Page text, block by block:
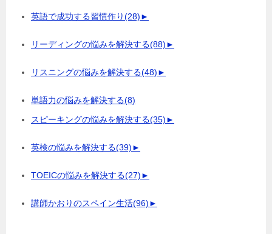
英語で成功する習慣作り(28)►
リーディングの悩みを解決する(88)►
リスニングの悩みを解決する(48)►
単語力の悩みを解決する(8)
スピーキングの悩みを解決する(35)►
英検の悩みを解決する(39)►
TOEICの悩みを解決する(27)►
講師かおりのスペイン生活(96)►